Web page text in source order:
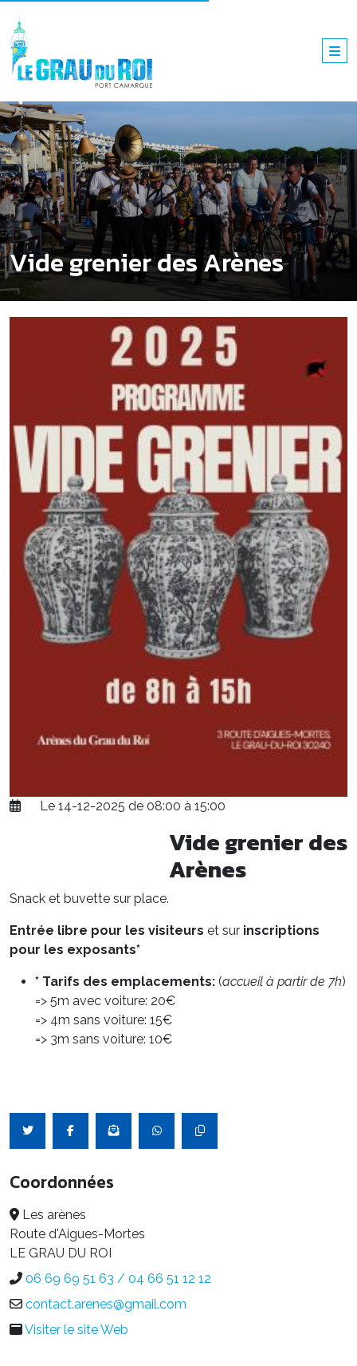
Vide grenier des Arènes
Le 14-12-2025 de 08:00 à 15:00
Vide grenier des
Arènes
Snack et buvette sur place.
Entrée libre pour les visiteurs et sur inscriptions
pour les exposants*
* Tarifs des emplacements: (accueil à partir de 7h)
=> 5m avec voiture: 20€
=> 4m sans voiture: 15€
=> 3m sans voiture: 10€
Coordonnées
Les arènes
Route d'Aigues-Mortes
LE GRAU DU ROI
06 69 69 51 63 / 04 66 51 12 12
contact.arenes@gmail.com
Visiter le site Web